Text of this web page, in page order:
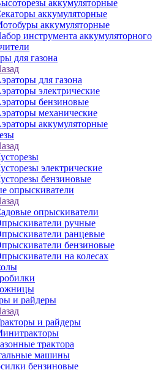
аккумуляторные
аккумуляторные
аккумуляторные
инструмента аккумуляторного
для газона
для газона
электрические
бензиновые
механические
аккумуляторные
электрические
бензиновые
опрыскиватели
опрыскиватели
ручные
ранцевые
бензиновые
на колесах
и райдеры
и райдеры
трактора
машины
бензиновые